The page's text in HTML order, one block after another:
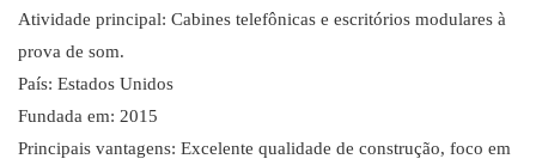
Atividade principal: Cabines telefônicas e escritórios modulares à
prova de som.
País: Estados Unidos
Fundada em: 2015
Principais vantagens: Excelente qualidade de construção, foco em